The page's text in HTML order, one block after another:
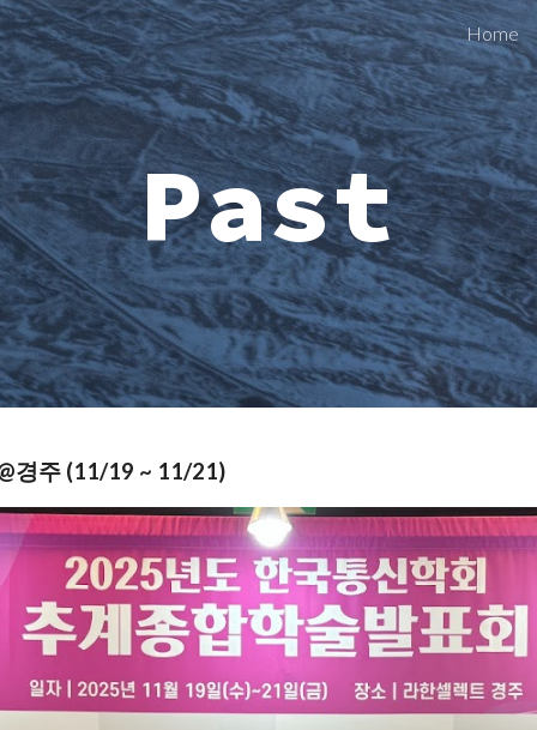
to main content Skip toHome
Past
경주 (11/19 ~ 11/21)